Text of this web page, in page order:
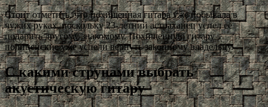
Стоит отметить, что похищенная гитара уже побывала в
чужих руках, поскольку 23-летний астраханец успел её
подарить другому знакомому. Похищенную гитару
полицейские уже успели вернуть законному владельцу.
С какими струнами выбрать
акустическую гитару